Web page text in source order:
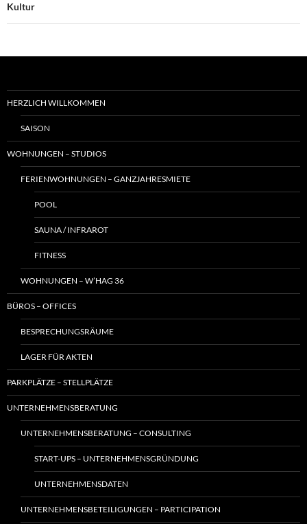
Kultur
HERZLICH WILLKOMMEN
SAISON
WOHNUNGEN – STUDIOS
FERIENWOHNUNGEN – GANZJAHRESMIETE
POOL
SAUNA / INFRAROT
FITNESS
WOHNUNGEN – W’HAG 36
BÜROS – OFFICES
BESPRECHUNGSRÄUME
LAGER FÜR AKTEN
PARKPLÄTZE – STELLPLÄTZE
UNTERNEHMENSBERATUNG
UNTERNEHMENSBERATUNG – CONSULTING
START-UPS – UNTERNEHMENSGRÜNDUNG
UNTERNEHMENSDATEN
UNTERNEHMENSBETEILIGUNGEN – PARTICIPATION